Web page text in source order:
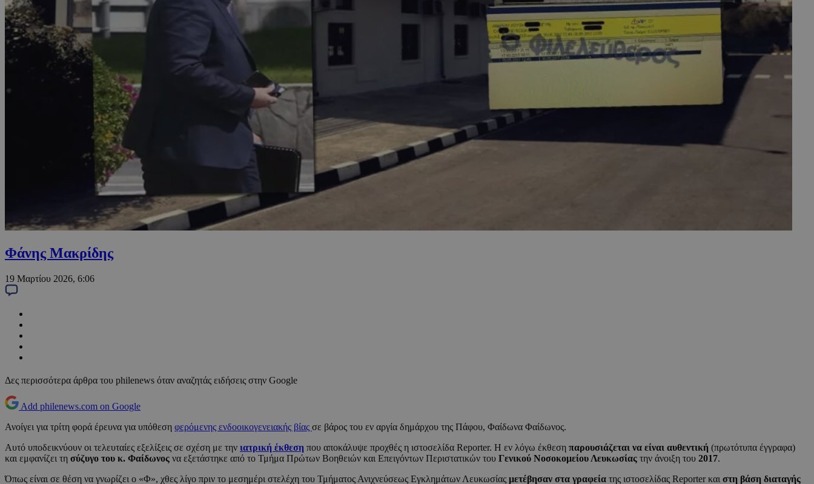
Φάνης Μακρίδης
19 Μαρτίου 2026, 6:06
Δες περισσότερα άρθρα του philenews όταν αναζητάς ειδήσεις στην Google
Add philenews.com on Google
Ανοίγει για τρίτη φορά έρευνα για υπόθεση φερόμενης ενδοοικογενειακής βίας σε βάρος του εν αργία δημάρχου της Πάφου, Φαίδωνα Φαίδωνος.
Αυτό υποδεικνύουν οι τελευταίες εξελίξεις σε σχέση με την ιατρική έκθεση που αποκάλυψε προχθές η ιστοσελίδα Reporter. Η εν λόγω έκθεση παρουσιάζεται να είναι αυθεντική (πρωτότυπα έγγραφα)
και εμφανίζει τη σύζυγο του κ. Φαίδωνος να εξετάστηκε από το Τμήμα Πρώτων Βοηθειών και Επειγόντων Περιστατικών του Γενικού Νοσοκομείου Λευκωσίας την άνοιξη του 2017.
Όπως είναι σε θέση να γνωρίζει ο «Φ», χθες λίγο πριν το μεσημέρι στελέχη του Τμήματος Ανιχνεύσεως Εγκλημάτων Λευκωσίας μετέβησαν στα γραφεία της ιστοσελίδας Reporter και στη βάση διαταγής